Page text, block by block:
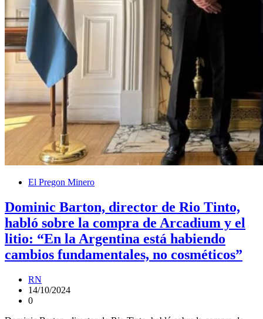
El Pregon Minero
Dominic Barton, director de Rio Tinto,
habló sobre la compra de Arcadium y el
litio: “En la Argentina está habiendo
cambios fundamentales, no cosméticos”
RN
14/10/2024
0